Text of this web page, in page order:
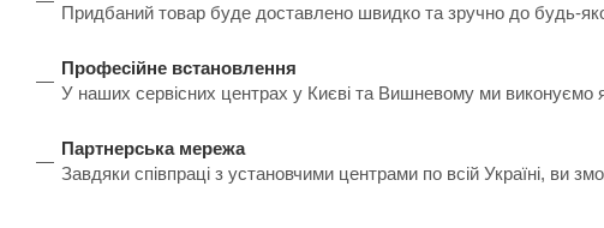
Придбаний товар буде доставлено швидко та зручно до будь-
Професійне встановлення
У наших сервісних центрах у Києві та Вишневому ми виконуємо
Партнерська мережа
Завдяки співпраці з установчими центрами по всій Україні, ви